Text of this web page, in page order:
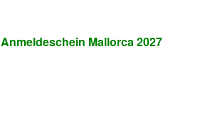
Mallorca 2027